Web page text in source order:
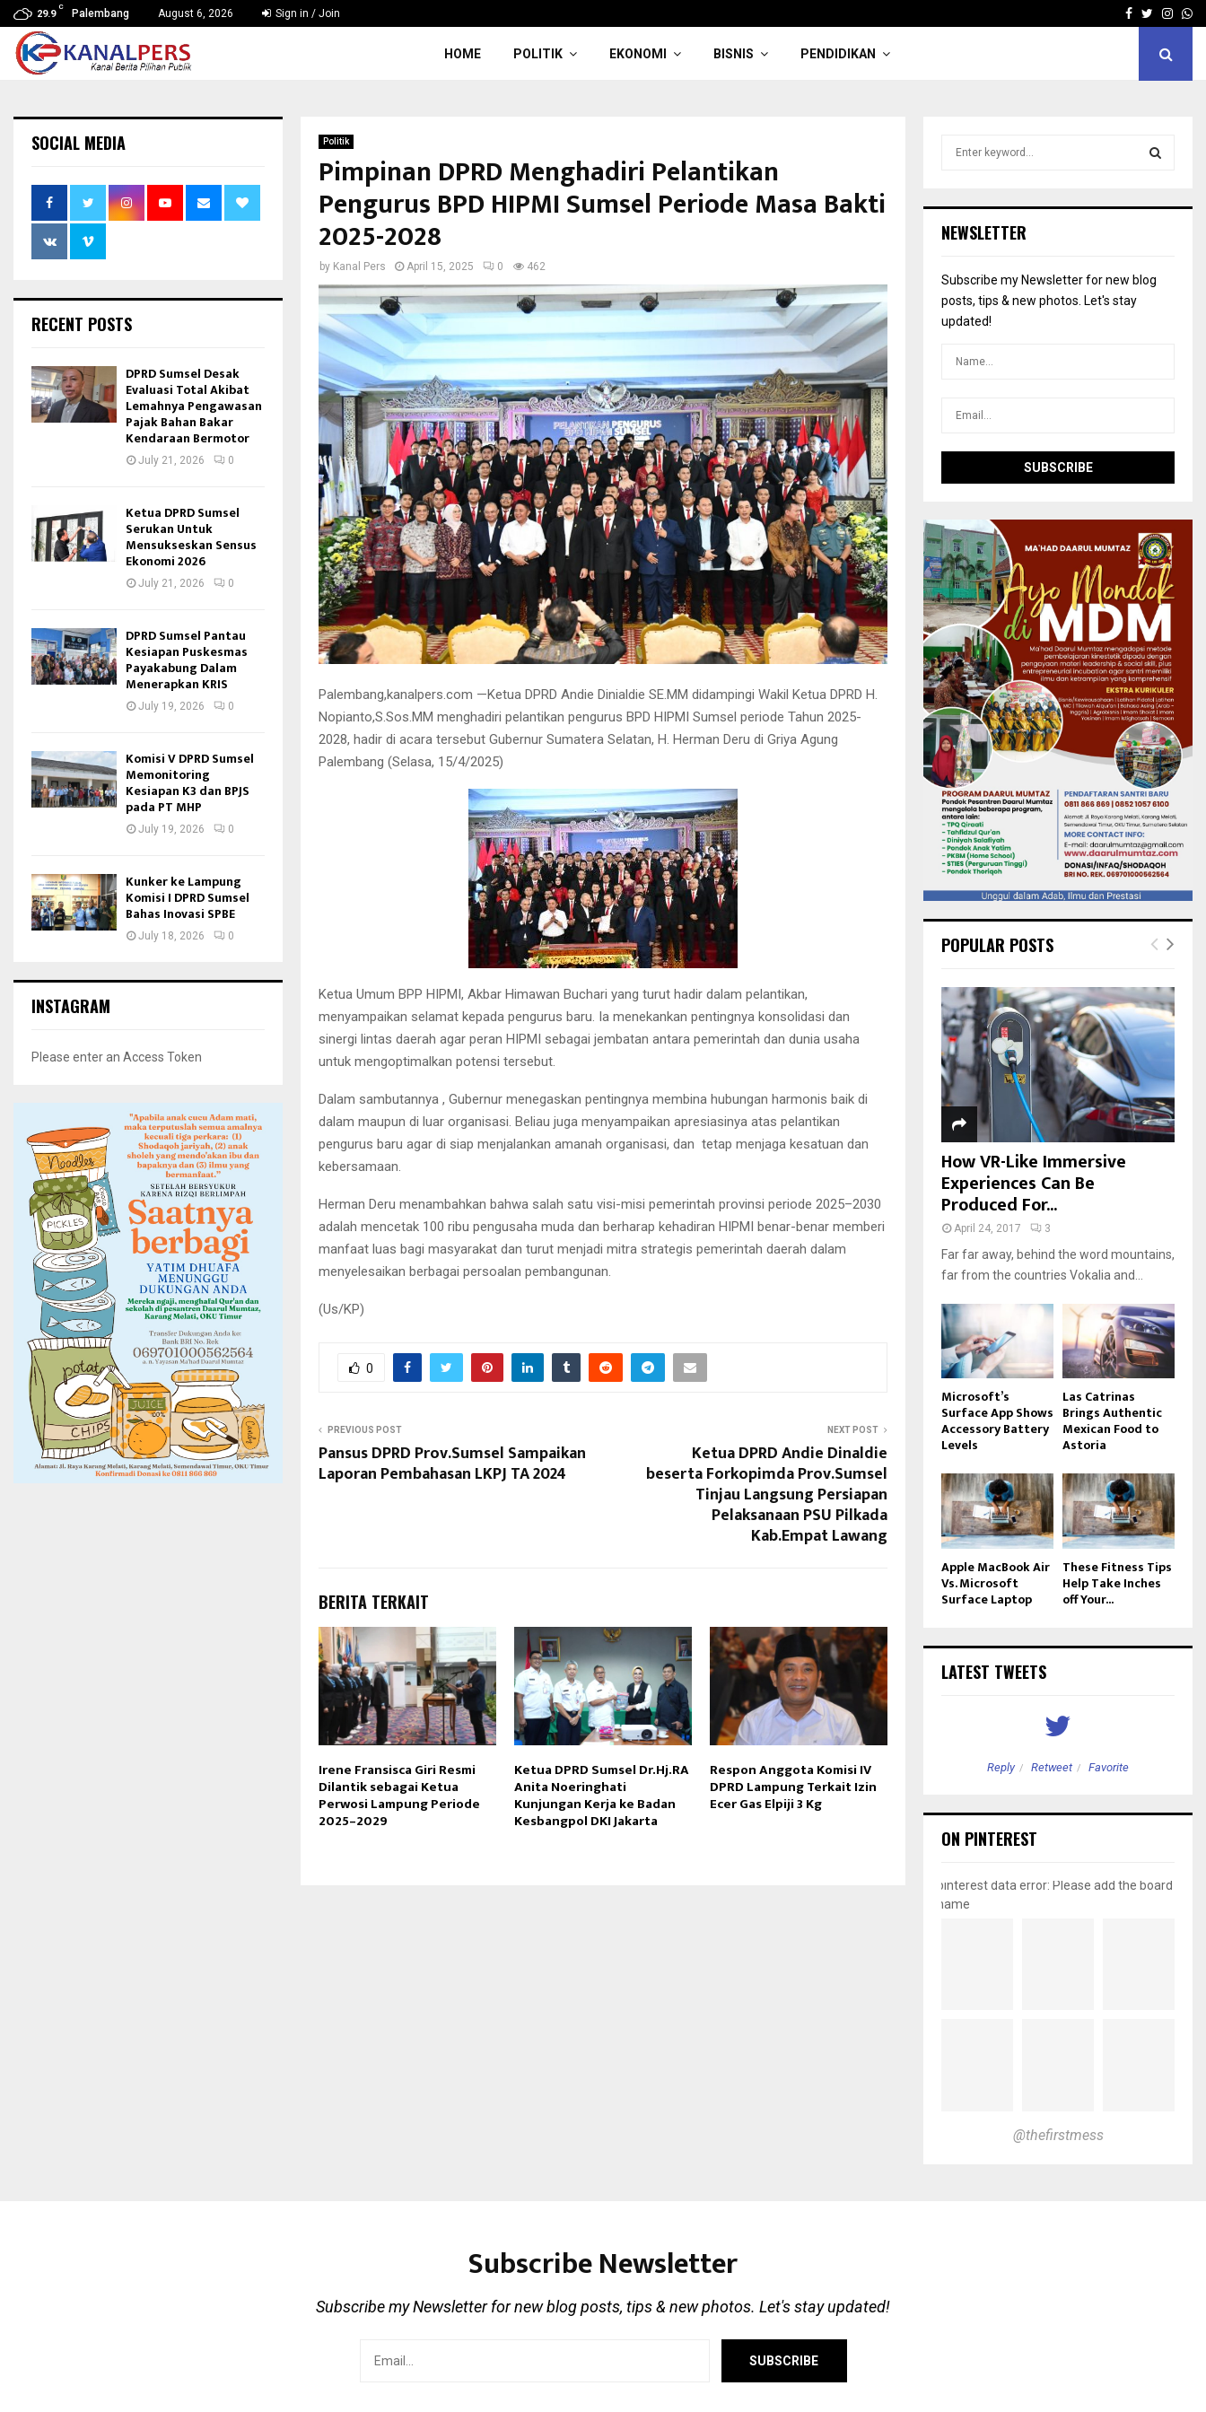
29.9
C
Palembang August 6, 2026 Sign in / Join Facebook
Twitter
HOME POLITIK EKONOMI BISNIS PENDIDIKAN
Politik
Pimpinan DPRD Menghadiri Pelantikan
Pengurus BPD HIPMI Sumsel Periode Masa Bakti
2025-2028
by Kanal Pers April 15, 2025 0 462
Palembang,kanalpers.com —Ketua DPRD Andie Dinialdie SE.MM didampingi Wakil Ketua DPRD H.
Nopianto,S.Sos.MM menghadiri pelantikan pengurus BPD HIPMI Sumsel periode Tahun 2025-
2028, hadir di acara tersebut Gubernur Sumatera Selatan, H. Herman Deru di Griya Agung
Palembang (Selasa, 15/4/2025)
Ketua Umum BPP HIPMI, Akbar Himawan Buchari yang turut hadir dalam pelantikan,
menyampaikan selamat kepada pengurus baru. Ia menekankan pentingnya konsolidasi dan
sinergi lintas daerah agar peran HIPMI sebagai jembatan antara pemerintah dan dunia usaha
untuk mengoptimalkan potensi tersebut.
Dalam sambutannya , Gubernur menegaskan pentingnya membina hubungan harmonis baik di
dalam maupun di luar organisasi. Beliau juga menyampaikan apresiasinya atas pelantikan
pengurus baru agar di siap menjalankan amanah organisasi, dan tetap menjaga kesatuan dan
kebersamaan.
Herman Deru menambahkan bahwa salah satu visi-misi pemerintah provinsi periode 2025–2030
adalah mencetak 100 ribu pengusaha muda dan berharap kehadiran HIPMI benar-benar memberi
manfaat luas bagi masyarakat dan turut menjadi mitra strategis pemerintah daerah dalam
menyelesaikan berbagai persoalan pembangunan.
(Us/KP)
0
PREVIOUS POST
Pansus DPRD Prov.Sumsel Sampaikan
Laporan Pembahasan LKPJ TA 2024
NEXT POST
Ketua DPRD Andie Dinaldie
beserta Forkopimda Prov.Sumsel
Tinjau Langsung Persiapan
Pelaksanaan PSU Pilkada
Kab.Empat Lawang
BERITA TERKAIT
Irene Fransisca Giri Resmi
Dilantik sebagai Ketua
Perwosi Lampung Periode
2025–2029
Ketua DPRD Sumsel Dr.Hj.RA
Anita Noeringhati
Kunjungan Kerja ke Badan
Kesbangpol DKI Jakarta
Respon Anggota Komisi IV
DPRD Lampung Terkait Izin
Ecer Gas Elpiji 3 Kg
SOCIAL MEDIA
RECENT POSTS
DPRD Sumsel Desak
Evaluasi Total Akibat
Lemahnya Pengawasan
Pajak Bahan Bakar
Kendaraan Bermotor
July 21, 2026 0
Ketua DPRD Sumsel
Serukan Untuk
Mensukseskan Sensus
Ekonomi 2026
July 21, 2026 0
DPRD Sumsel Pantau
Kesiapan Puskesmas
Payakabung Dalam
Menerapkan KRIS
July 19, 2026 0
Komisi V DPRD Sumsel
Memonitoring
Kesiapan K3 dan BPJS
pada PT MHP
July 19, 2026 0
Kunker ke Lampung
Komisi I DPRD Sumsel
Bahas Inovasi SPBE
July 18, 2026 0
INSTAGRAM
Please enter an Access Token
h
o
NEWSLETTER
Subscribe my Newsletter for new blog
posts, tips & new photos. Let's stay
updated!
POPULAR POSTS
How VR-Like Immersive
Experiences Can Be
Produced For...
April 24, 2017 3
Far far away, behind the word mountains,
far from the countries Vokalia and...
Microsoft’s
Surface App Shows
Accessory Battery
Levels
Las Catrinas
Brings Authentic
Mexican Food to
Astoria
Apple MacBook Air
Vs. Microsoft
Surface Laptop
These Fitness Tips
Help Take Inches
off Your...
LATEST TWEETS
Reply Retweet Favorite Reply Retweet Favorite Reply Retweet Favorite
ON PINTEREST
pinterest data error: Please add the board
name
@thefirstmess
Subscribe Newsletter
Subscribe my Newsletter for new blog posts, tips & new photos. Let's stay updated!